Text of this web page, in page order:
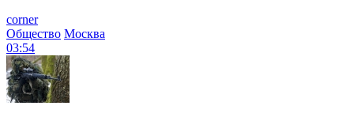
corner
Общество Москва
03:54